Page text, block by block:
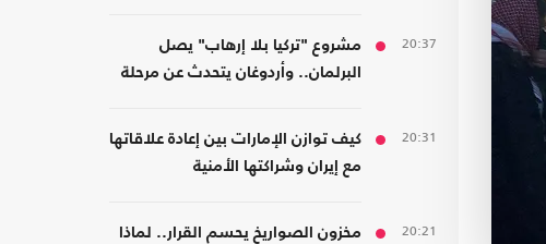
20:37
مشروع "تركيا بلا إرهاب" يصل
البرلمان.. وأردوغان يتحدث عن مرحلة
20:31
كيف توازن الإمارات بين إعادة علاقاتها
مع إيران وشراكتها الأمنية
20:21
مخزون الصواريخ يحسم القرار.. لماذا